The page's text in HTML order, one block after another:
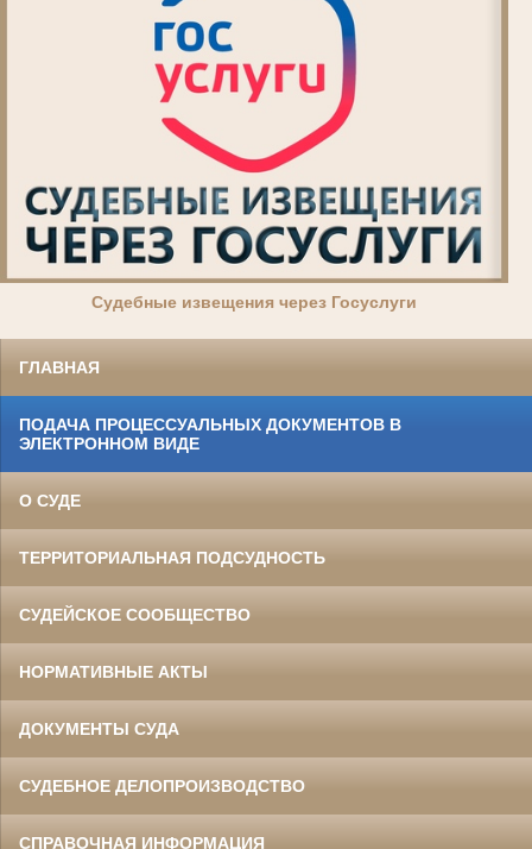
Судебные извещения через Госуслуги
ГЛАВНАЯ
ПОДАЧА ПРОЦЕССУАЛЬНЫХ ДОКУМЕНТОВ В
ЭЛЕКТРОННОМ ВИДЕ
О СУДЕ
ТЕРРИТОРИАЛЬНАЯ ПОДСУДНОСТЬ
СУДЕЙСКОЕ СООБЩЕСТВО
НОРМАТИВНЫЕ АКТЫ
ДОКУМЕНТЫ СУДА
СУДЕБНОЕ ДЕЛОПРОИЗВОДСТВО
СПРАВОЧНАЯ ИНФОРМАЦИЯ